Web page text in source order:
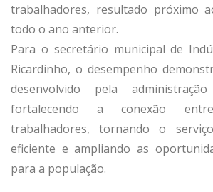
trabalhadores, resultado próximo
todo o ano anterior.
Para o secretário municipal de
Ricardinho, o desempenho
desenvolvido pela
fortalecendo a conexão
trabalhadores, tornando o
eficiente e ampliando as
para a população.